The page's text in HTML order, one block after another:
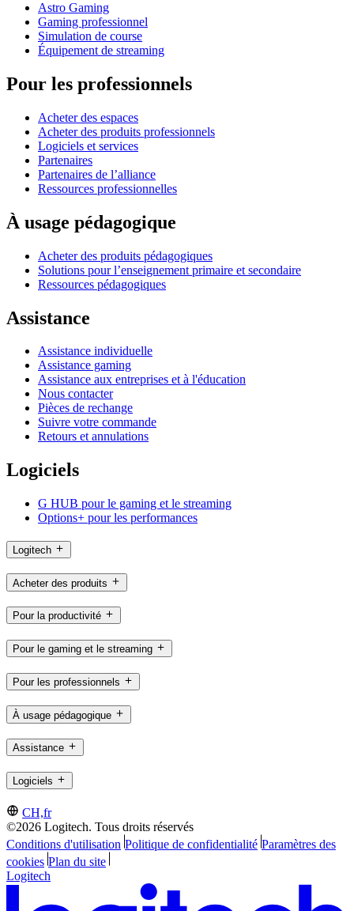
Astro Gaming
Gaming professionnel
Simulation de course
Équipement de streaming
Pour les professionnels
Acheter des espaces
Acheter des produits professionnels
Logiciels et services
Partenaires
Partenaires de l’alliance
Ressources professionnelles
À usage pédagogique
Acheter des produits pédagogiques
Solutions pour l’enseignement primaire et secondaire
Ressources pédagogiques
Assistance
Assistance individuelle
Assistance gaming
Assistance aux entreprises et à l'éducation
Nous contacter
Pièces de rechange
Suivre votre commande
Retours et annulations
Logiciels
G HUB pour le gaming et le streaming
Options+ pour les performances
Logitech
Acheter des produits
Pour la productivité
Pour le gaming et le streaming
Pour les professionnels
À usage pédagogique
Assistance
Logiciels
CH,fr
©2026 Logitech. Tous droits réservés
Conditions d'utilisation Politique de confidentialité Paramètres des
cookies Plan du site
Logitech